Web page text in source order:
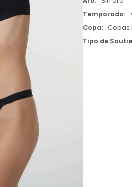
Temporada
Copa
Copas
Tipo de